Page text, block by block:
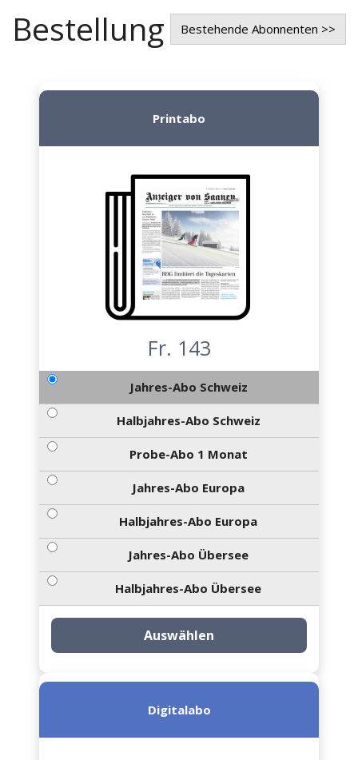
Bestellung Bestehende Abonnenten >>
Printabo
Fr. 143
Jahres-Abo Schweiz
Halbjahres-Abo Schweiz
Probe-Abo 1 Monat
Jahres-Abo Europa
Halbjahres-Abo Europa
Jahres-Abo Übersee
Halbjahres-Abo Übersee
Auswählen
Digitalabo